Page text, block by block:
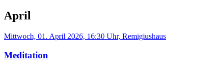
April
Mittwoch, 01. April 2026, 16:30 Uhr, Remigiushaus
Meditation